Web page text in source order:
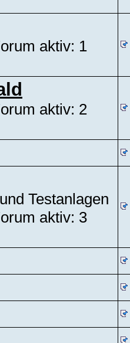
aktiv: 1
aktiv: 2
Testanlagen
aktiv: 3